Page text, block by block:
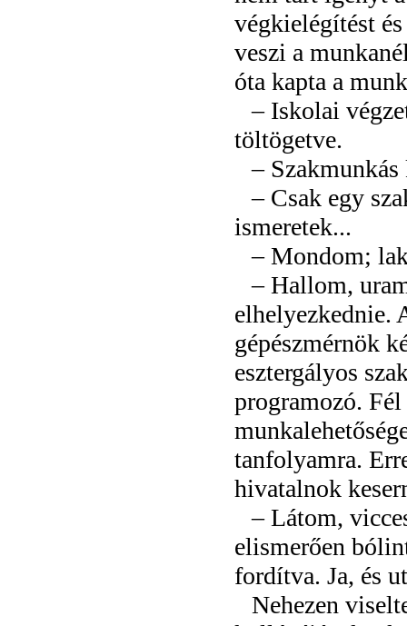
végkielégítést
veszi a
óta kapta a
– Iskolai
töltögetve.
–
– Csak egy
ismeretek...
– Mondom;
– Hallom,
elhelyezkednie.
gépészmérnök
esztergályos
programozó.
tanfolyamra.
hivatalnok
– Látom,
elismerően
fordítva. Ja, és
Nehezen